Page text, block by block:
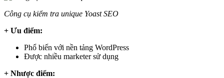
Công cụ kiểm tra unique Yoast SEO
+ Ưu điểm:
Phổ biến với nền tảng WordPress
Được nhiều marketer sử dụng
+ Nhược điểm: